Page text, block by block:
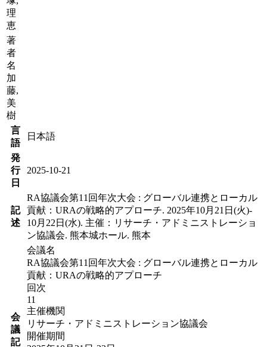
理
恵
著
者
名
加
藤,
美
樹
言
語
日本語
発
行
日
2025-10-21
記
述
RA協議会第11回年次大会 : グローバル連携とローカル
貢献：URAの戦略的アプローチ. 2025年10月21日(火)‐
10月22日(水). 主催：リサーチ・アドミニストレーショ
ン協議会. 熊本城ホール. 熊本
会
議
記
会議名
RA協議会第11回年次大会 : グローバル連携とローカル
貢献：URAの戦略的アプローチ
回次
11
主催機関
リサーチ・アドミニストレーション協議会
開催期間